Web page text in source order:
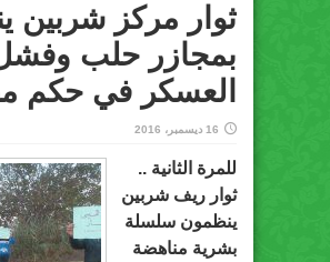
ثوار مركز شربين
بمجازر حلب
العسكر في حكم
16 ديسمبر، 2016
للمرة الثانية ..
ثوار ريف شربين
ينظمون سلسلة
بشرية مناهضة